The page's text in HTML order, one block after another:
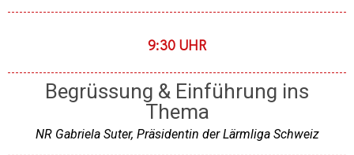
9:30 UHR
Begrüssung & Einführung ins
Thema
NR Gabriela Suter, Präsidentin der Lärmliga Schweiz